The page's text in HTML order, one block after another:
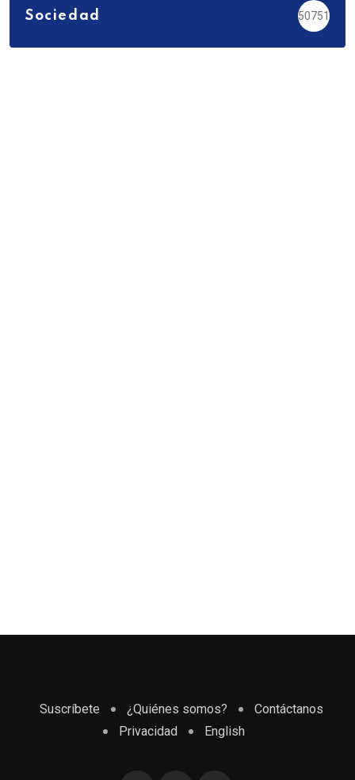
Sociedad 50751
Suscríbete ¿Quiénes somos?
Contáctanos
Privacidad
English